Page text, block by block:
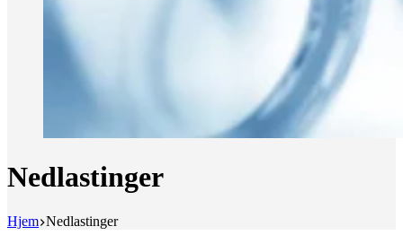
Nedlastinger
Hjem Nedlastinger